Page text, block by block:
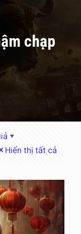
chạp
Hiển thị tất cả